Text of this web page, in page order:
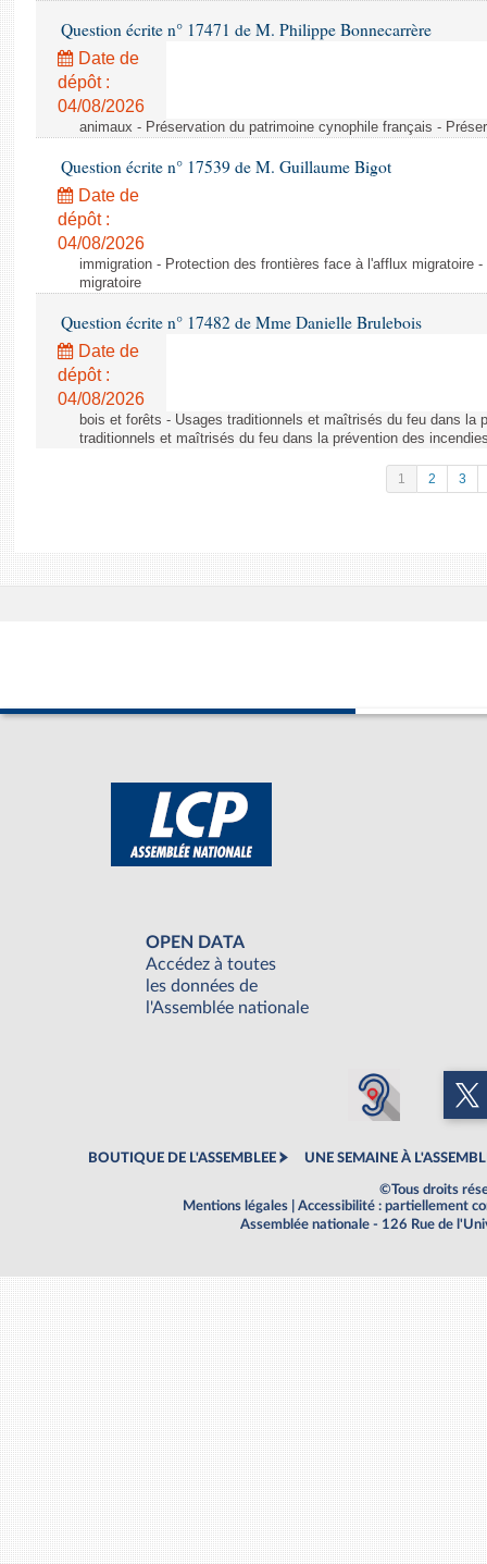
Question écrite n° 17471 de M. Philippe Bonnecarrère
Date de
dépôt :
04/08/2026
animaux - Préservation du patrimoine cynophile français -
Question écrite n° 17539 de M. Guillaume Bigot
Date de
dépôt :
04/08/2026
immigration - Protection des frontières face à l'afflux migratoire
migratoire
Question écrite n° 17482 de Mme Danielle Brulebois
Date de
dépôt :
04/08/2026
bois et forêts - Usages traditionnels et maîtrisés du feu dans la
traditionnels et maîtrisés du feu dans la prévention des
1 2 3
OPEN DATA
Accédez à toutes
les données de
l'Assemblée nationale
BOUTIQUE DE L'ASSEMBLEE UNE SEMAINE À
©Tous droits
Mentions légales
Accessibilité : partiellement
Assemblée nationale - 126 Rue de